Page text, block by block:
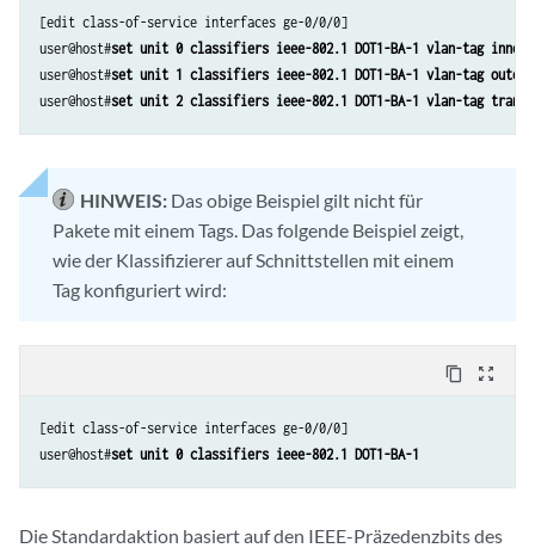
[edit class-of-service interfaces ge-0/0/0]
user@host#set unit 0 classifiers ieee-802.1 DOT1-BA-1 vlan-tag inner
user@host#set unit 1 classifiers ieee-802.1 DOT1-BA-1 vlan-tag outer
user@host#set unit 2 classifiers ieee-802.1 DOT1-BA-1 vlan-tag
HINWEIS: Das obige Beispiel gilt nicht für
Pakete mit einem Tags. Das folgende Beispiel zeigt,
wie der Klassifizierer auf Schnittstellen mit einem
Tag konfiguriert wird:
content_copy zoom_out_map
[edit class-of-service interfaces ge-0/0/0]
user@host#set unit 0 classifiers ieee-802.1 DOT1-BA-1
Die Standardaktion basiert auf den IEEE-Präzedenzbits des